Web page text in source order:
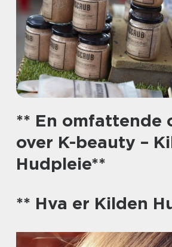
** En omfattende
over K-beauty –
Hudpleie**
** Hva er Kilden